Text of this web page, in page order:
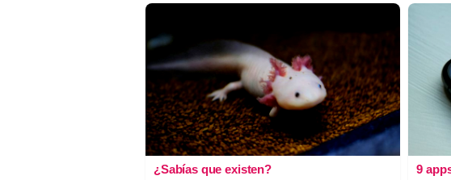
¿Sabías que existen? 9